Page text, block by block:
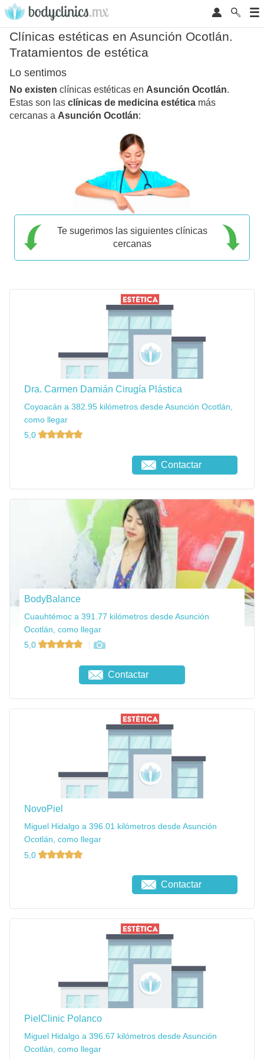
Clínicas estéticas en Asunción Ocotlán.
Tratamientos de estética
Lo sentimos
No existen clínicas estéticas en Asunción Ocotlán.
Estas son las clínicas de medicina estética más
cercanas a Asunción Ocotlán:
Te sugerimos las siguientes clínicas
cercanas
Dra. Carmen Damián Cirugía Plástica
Coyoacán a 382.95 kilómetros desde Asunción Ocotlán,
como llegar
5,0
Contactar
BodyBalance
Cuauhtémoc a 391.77 kilómetros desde Asunción
Ocotlán, como llegar
5,0
Contactar
NovoPiel
Miguel Hidalgo a 396.01 kilómetros desde Asunción
Ocotlán, como llegar
5,0
Contactar
PielClinic Polanco
Miguel Hidalgo a 396.67 kilómetros desde Asunción
Ocotlán, como llegar